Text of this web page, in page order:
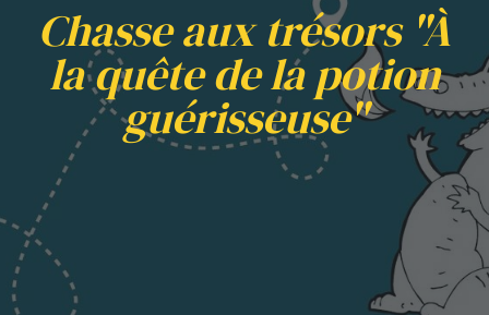
Chasse aux trésors "À
la quête de la potion
guérisseuse"